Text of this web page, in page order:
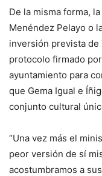
De la misma forma,
Menéndez Pelayo o
inversión prevista de
protocolo firmado
ayuntamiento para
que Gema Igual e
conjunto cultural
“Una vez más el
peor versión de sí
acostumbramos a